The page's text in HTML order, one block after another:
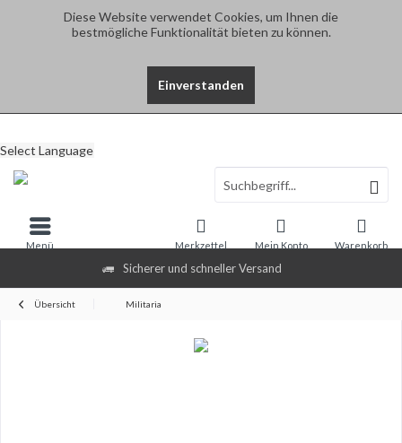
Diese Website verwendet Cookies, um Ihnen die
bestmögliche Funktionalität bieten zu können.
Einverstanden
Sicherer und schneller Versand
Select Language
Warenkorb
Merkzettel Mein Konto
Menü
Übersicht Militaria